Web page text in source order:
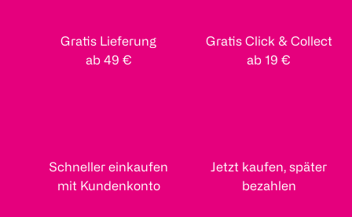
Gratis Lieferung
ab 49 €
Gratis Click & Collect
ab 19 €
Schneller einkaufen
mit Kundenkonto
Jetzt kaufen, später
bezahlen